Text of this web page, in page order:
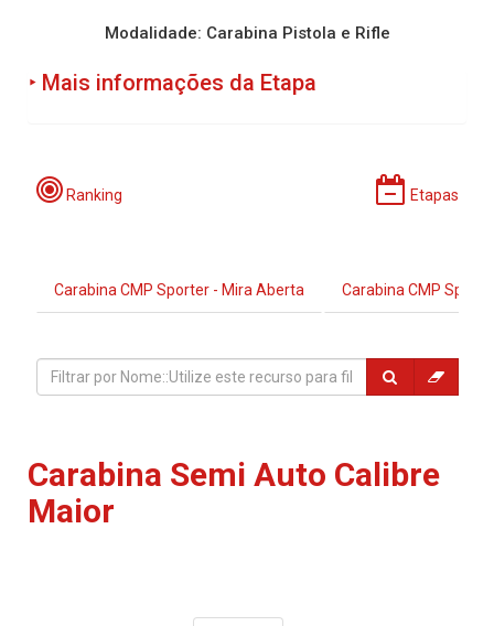
Modalidade: Carabina Pistola e Rifle
‣ Mais informações da Etapa
Período de Incrições:
Ranking Etapas
Carabina CMP Sporter - Mira Aberta Carabina CMP
Carabina Semi Auto Calibre
Maior